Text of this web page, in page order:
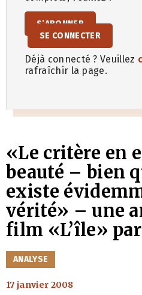
S’ABONNER
SE CONNECTER
Déjà connecté ? Veuillez
rafraîchir la page.
«Le critère en
beauté – bien
existe
vérité» – une
film «L’île» par
CATÉGORIES
ANALYSE
17 janvier 2008